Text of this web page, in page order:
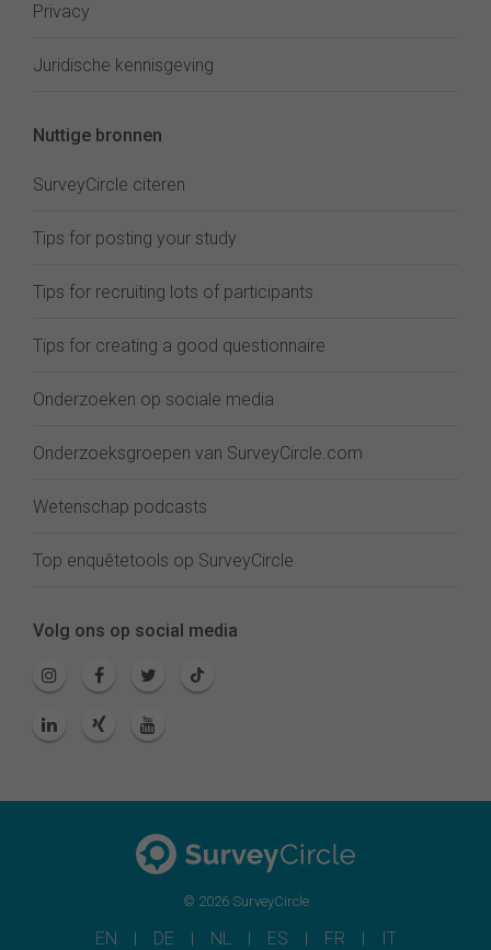
Privacy
Juridische kennisgeving
Nuttige bronnen
SurveyCircle citeren
Tips for posting your study
Tips for recruiting lots of participants
Tips for creating a good questionnaire
Onderzoeken op sociale media
Onderzoeksgroepen van SurveyCircle.com
Wetenschap podcasts
Top enquêtetools op SurveyCircle
Volg ons op social media
© 2026 SurveyCircle
EN DE NL ES FR IT